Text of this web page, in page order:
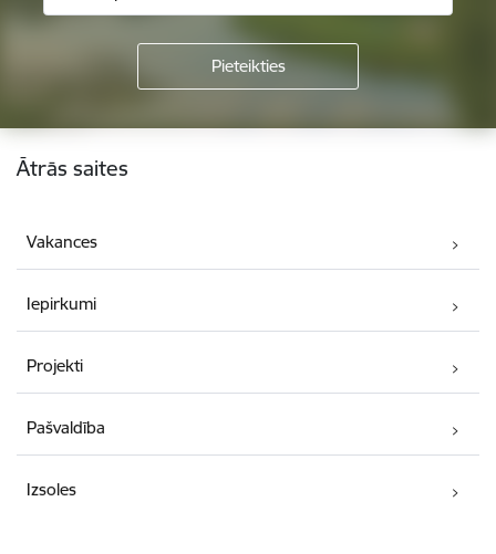
Kājene
Ātrās saites
Vakances
Iepirkumi
Projekti
Pašvaldība
Izsoles